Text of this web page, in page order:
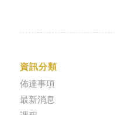
資訊分類
佈達事項
最新消息